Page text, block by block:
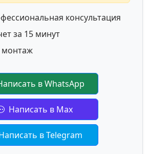
консультация
за 15 минут
в WhatsApp
Написать в Max
в Telegram